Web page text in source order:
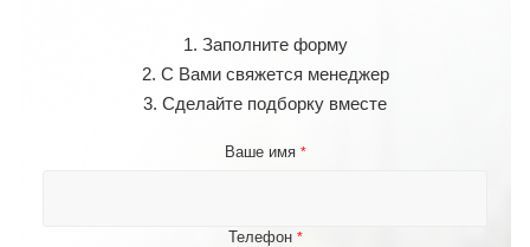
1. Заполните форму
2. С Вами свяжется менеджер
3. Сделайте подборку вместе
Ваше имя *
Телефон *